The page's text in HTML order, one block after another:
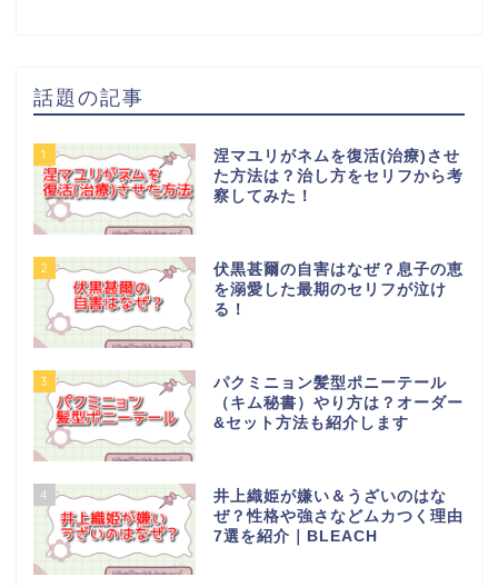
話題の記事
1
涅マユリがネムを復活(治療)させ
た方法は？治し方をセリフから考
察してみた！
2
伏黒甚爾の自害はなぜ？息子の恵
を溺愛した最期のセリフが泣け
る！
3
パクミニョン髪型ポニーテール
（キム秘書）やり方は？オーダー
&セット方法も紹介します
4
井上織姫が嫌い＆うざいのはな
ぜ？性格や強さなどムカつく理由
7選を紹介｜BLEACH